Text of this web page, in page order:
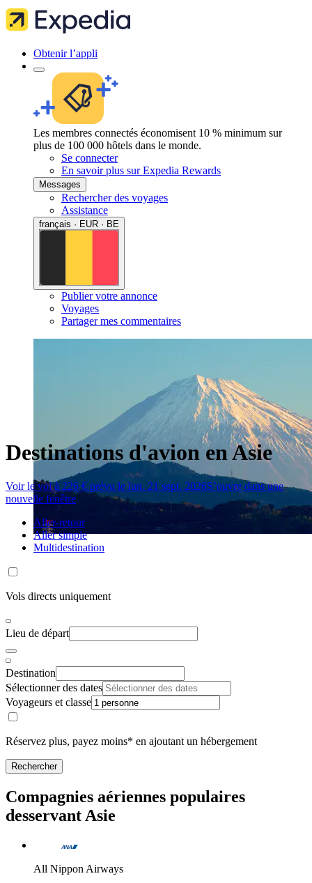
Obtenir l’appli
Les membres connectés économisent 10 % minimum sur
plus de 100 000 hôtels dans le monde.
Se connecter
En savoir plus sur Expedia Rewards
Messages
Rechercher des voyages
Assistance
français · EUR · BE
Publier votre annonce
Voyages
Partager mes commentaires
Destinations d'avion en Asie
Voir le vol à 226 € prévu le lun. 21 sept. 2026S’ouvre dans une
nouvelle fenêtre
Aller-retour
Aller simple
Multidestination
Vols directs uniquement
Lieu de départ
Destination
Sélectionner des dates
Voyageurs et classe
Réservez plus, payez moins* en ajoutant un hébergement
Rechercher
Compagnies aériennes populaires
desservant Asie
All Nippon Airways